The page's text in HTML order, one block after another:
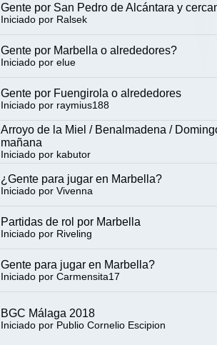
Gente por San Pedro de Alcántara y
Iniciado por Ralsek
Gente por Marbella o alrededores?
Iniciado por elue
Gente por Fuengirola o alrededores
Iniciado por raymius188
Arroyo de la Miel / Benalmadena /
mañana
Iniciado por kabutor
¿Gente para jugar en Marbella?
Iniciado por Vivenna
Partidas de rol por Marbella
Iniciado por Riveling
Gente para jugar en Marbella?
Iniciado por Carmensita17
BGC Málaga 2018
Iniciado por Publio Cornelio Escipion